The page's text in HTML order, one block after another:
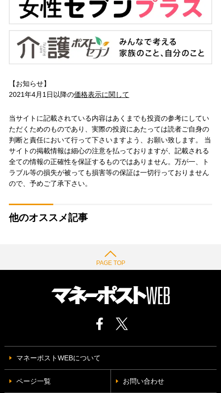
【お知らせ】
2021年4月1日以降の価格表示に関して
当サイトに記載されている内容はあくまでも投資の参考にしてい
ただくためのものであり、実際の投資にあたっては読者ご自身の
判断と責任において行って下さいますよう、お願い致します。 当
サイトの掲載情報は細心の注意を払っておりますが、記載される
全ての情報の正確性を保証するものではありません。万が一、ト
ラブル等の損失が被っても損害等の保証は一切行っておりません
ので、予めご了承下さい。
他のオススメ記事
PAGE TOP
マネーポストWEBについて
ページ一覧 お問い合わせ